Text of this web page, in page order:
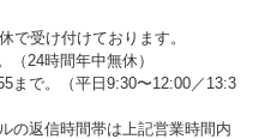
で受け付けております。
（24時間年中無休）
まで。（平日9:30〜12:00／13:3
の返信時間帯は上記営業時間内